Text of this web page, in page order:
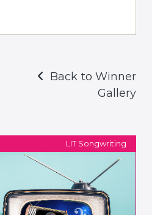
Back to Winner
Gallery
LIT Songwriting